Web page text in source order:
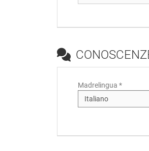
Madrelingua *